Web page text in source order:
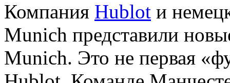
Компания Hublot и
Munich представили
Munich. Это не первая